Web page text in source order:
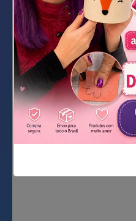
Cola
DOWNLOAD DOS MOLDES